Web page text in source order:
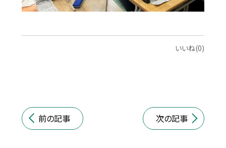
いいね(0)
前の記事 次の記事